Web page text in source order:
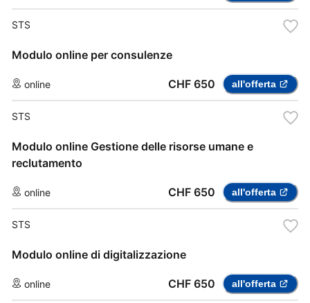
STS
Modulo online per consulenze
online CHF 650 all'offerta
STS
Modulo online Gestione delle risorse umane e
reclutamento
online CHF 650 all'offerta
STS
Modulo online di digitalizzazione
online CHF 650 all'offerta